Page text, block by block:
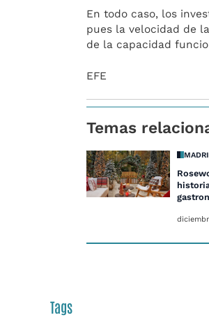
En todo caso, los
pues la velocidad de
de la capacidad
EFE
Temas
Tags